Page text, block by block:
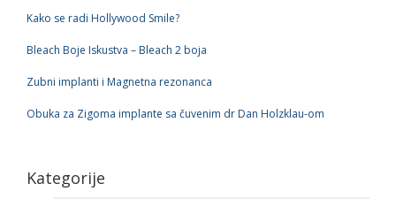
Kako se radi Hollywood Smile?
Bleach Boje Iskustva – Bleach 2 boja
Zubni implanti i Magnetna rezonanca
Obuka za Zigoma implante sa čuvenim dr Dan Holzklau-om
Kategorije